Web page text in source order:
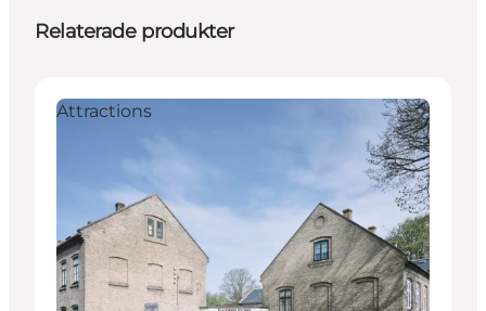
Relaterade produkter
Attractions